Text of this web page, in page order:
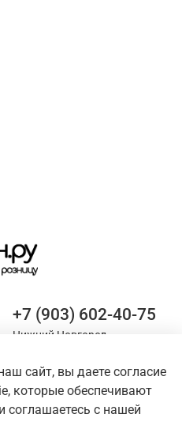
+7 (903) 602-40-75
Нижний Новгород
сайт, вы даете согласие
которые обеспечивают
соглашаетесь с нашей